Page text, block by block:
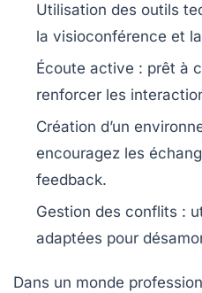
Utilisation des outils
la visioconférence et
Écoute active : prêt à
renforcer les
Création d’un
encouragez les
feedback.
Gestion des conflits :
adaptées pour
Dans un monde